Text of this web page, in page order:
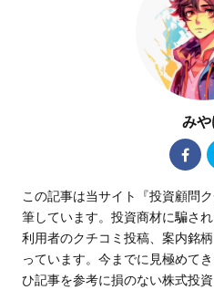
み
この記事は当サイト『投資顧問
筆しています。投資商材に騙さ
利用者のクチコミ投稿、案内銘
っています。今までに見極めて
ひ記事を参考に損のない株式投資